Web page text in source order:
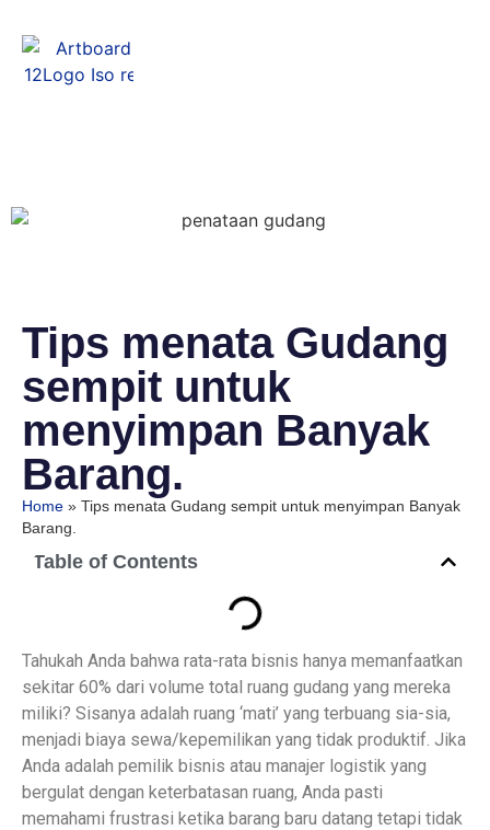
Tips menata Gudang
sempit untuk
menyimpan Banyak
Barang.
Home » Tips menata Gudang sempit untuk menyimpan Banyak
Barang.
Table of Contents
Tahukah Anda bahwa rata-rata bisnis hanya memanfaatkan
sekitar 60% dari volume total ruang gudang yang mereka
miliki? Sisanya adalah ruang ‘mati’ yang terbuang sia-sia,
menjadi biaya sewa/kepemilikan yang tidak produktif. Jika
Anda adalah pemilik bisnis atau manajer logistik yang
bergulat dengan keterbatasan ruang, Anda pasti
memahami frustrasi ketika barang baru datang tetapi tidak